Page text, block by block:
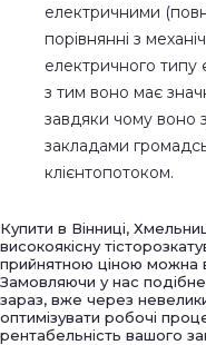
електричними
порівнянні з
електричного типу
з тим воно має
завдяки чому воно
закладами
клієнтопотоком.
Купити в Вінниці,
високоякісну
прийнятною ціною можна
Замовляючи у нас
зараз, вже через
оптимізувати робочі
рентабельність вашого